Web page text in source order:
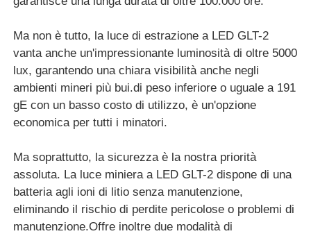
Fatory Tour
Controllo di qualità
notizie
Richiedere un preventivo
Ma non è tutto, la luce di estrazione a LED GLT-2
vanta anche un'impressionante luminosità di oltre 5000
lux, garantendo una chiara visibilità anche negli
ambienti mineri più bui.di peso inferiore o uguale a 191
gE con un basso costo di utilizzo, è un'opzione
economica per tutti i minatori.
Ma soprattutto, la sicurezza è la nostra priorità
assoluta. La luce miniera a LED GLT-2 dispone di una
batteria agli ioni di litio senza manutenzione,
eliminando il rischio di perdite pericolose o problemi di
manutenzione.Offre inoltre due modalità di